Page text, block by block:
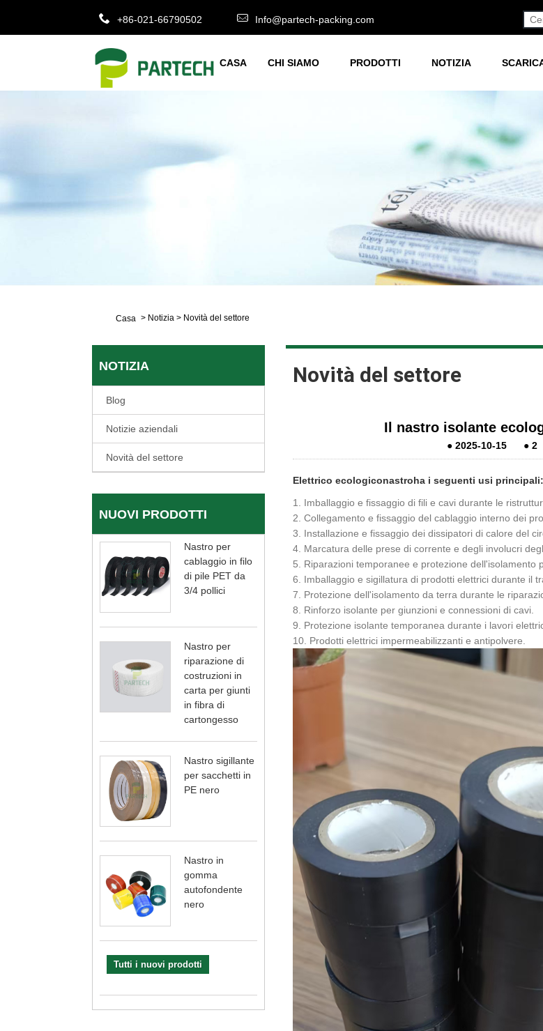
+86-021-66790502 Info@partech-packing.com
CASA CHI SIAMO PRODOTTI NOTIZIA
Casa > Notizia > Novità del settore
NOTIZIA
Blog
Notizie aziendali
Novità del settore
NUOVI PRODOTTI
Nastro per
cablaggio in filo
di pile PET da
3/4 pollici
Nastro per
riparazione di
costruzioni in
carta per giunti
in fibra di
cartongesso
Nastro sigillante
per sacchetti in
PE nero
Nastro in
gomma
autofondente
nero
Tutti i nuovi prodotti
Novità del settore
Il nastro isolante
● 2025-10-15 ● 2
Elettrico ecologiconastroha i seguenti usi principali:
1. Imballaggio e fissaggio di fili e cavi durante le
2. Collegamento e fissaggio del cablaggio interno dei
3. Installazione e fissaggio dei dissipatori di calore del
4. Marcatura delle prese di corrente e degli involucri
5. Riparazioni temporanee e protezione dell'isolamento
6. Imballaggio e sigillatura di prodotti elettrici durante il
7. Protezione dell'isolamento da terra durante le
8. Rinforzo isolante per giunzioni e connessioni di cavi.
9. Protezione isolante temporanea durante i lavori
10. Prodotti elettrici impermeabilizzanti e antipolvere.